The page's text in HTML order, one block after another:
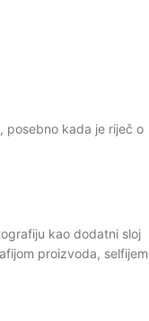
posebno kada je riječ o
kao dodatni sloj
proizvoda,